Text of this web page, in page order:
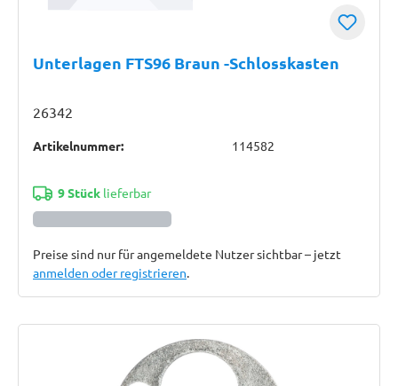
Unterlagen FTS96 Braun -Schlosskasten
26342
Artikelnummer: 114582
9 Stücklieferbar
Preise sind nur für angemeldete Nutzer sichtbar – jetzt
anmelden oder registrieren.